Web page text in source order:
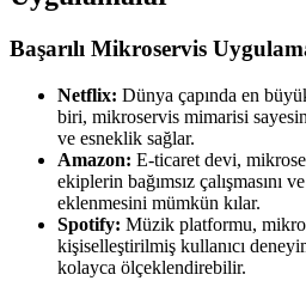
Başarılı Mikroservis
Netflix: Dünya çapında en
biri, mikroservis mimarisi
ve esneklik sağlar.
Amazon: E-ticaret devi,
ekiplerin bağımsız çalışmasını
eklenmesini mümkün kılar.
Spotify: Müzik platformu,
kişiselleştirilmiş kullanıcı
kolayca ölçeklendirebilir.